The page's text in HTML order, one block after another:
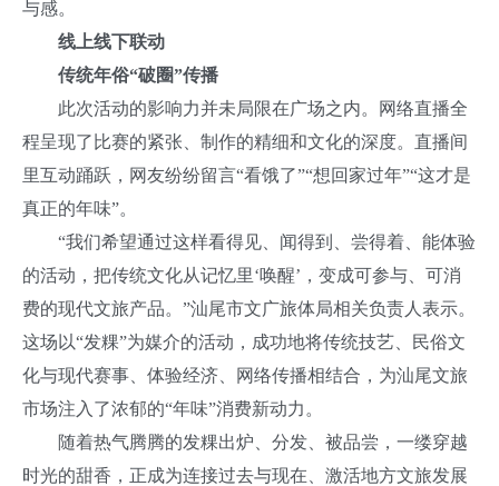
与感。
线上线下联动
传统年俗“破圈”传播
此次活动的影响力并未局限在广场之内。网络直播全
程呈现了比赛的紧张、制作的精细和文化的深度。直播间
里互动踊跃，网友纷纷留言“看饿了”“想回家过年”“这才是
真正的年味”。
“我们希望通过这样看得见、闻得到、尝得着、能体验
的活动，把传统文化从记忆里‘唤醒’，变成可参与、可消
费的现代文旅产品。”汕尾市文广旅体局相关负责人表示。
这场以“发粿”为媒介的活动，成功地将传统技艺、民俗文
化与现代赛事、体验经济、网络传播相结合，为汕尾文旅
市场注入了浓郁的“年味”消费新动力。
随着热气腾腾的发粿出炉、分发、被品尝，一缕穿越
时光的甜香，正成为连接过去与现在、激活地方文旅发展